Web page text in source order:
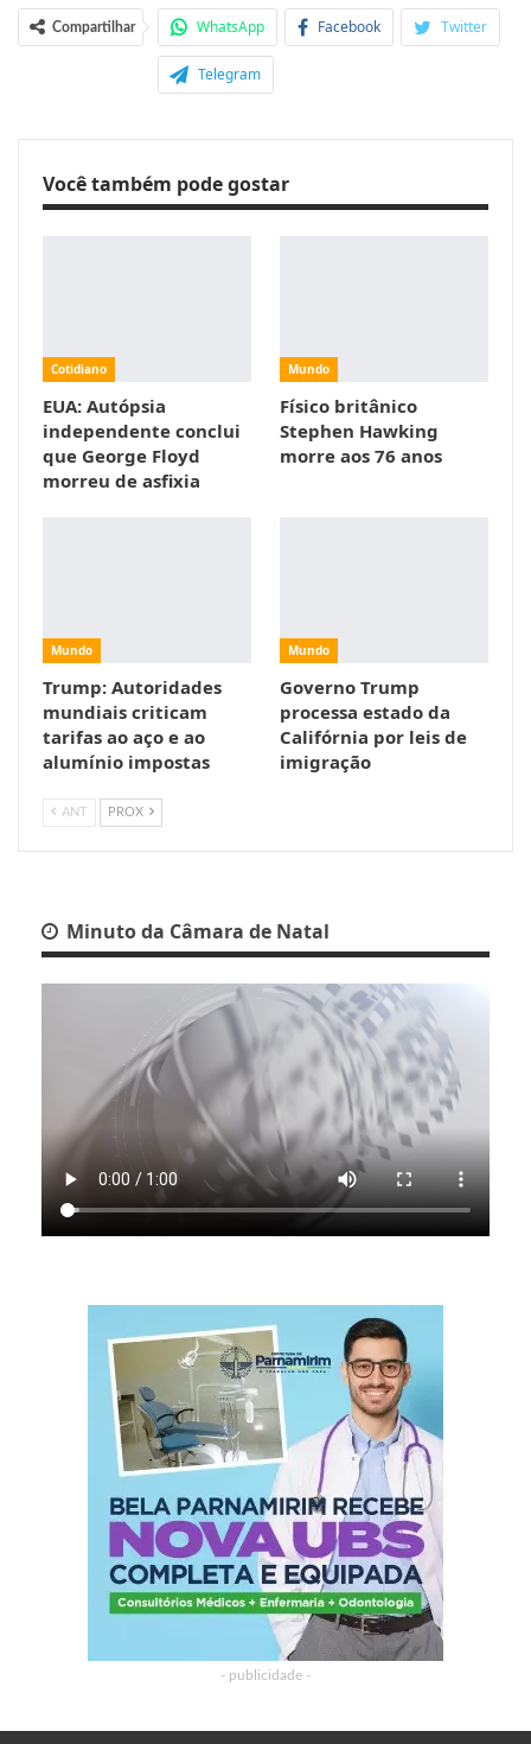
Compartilhar WhatsApp Facebook Twitter
Telegram
Você também pode gostar
Cotidiano
EUA: Autópsia
independente conclui
que George Floyd
morreu de asfixia
Mundo
Físico britânico
Stephen Hawking
morre aos 76 anos
Mundo
Trump: Autoridades
mundiais criticam
tarifas ao aço e ao
alumínio impostas
Mundo
Governo Trump
processa estado da
Califórnia por leis de
imigração
ANT PROX
Minuto da Câmara de Natal
- publicidade -